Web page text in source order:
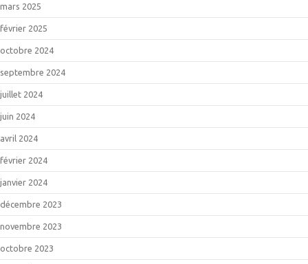
mars 2025
février 2025
octobre 2024
septembre 2024
juillet 2024
juin 2024
avril 2024
février 2024
janvier 2024
décembre 2023
novembre 2023
octobre 2023